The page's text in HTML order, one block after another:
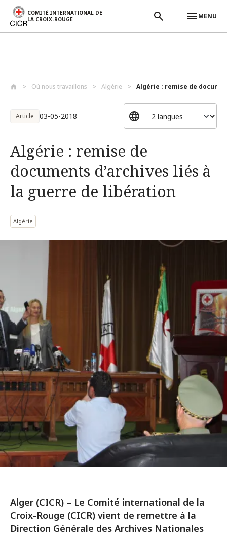
COMITÉ INTERNATIONAL DE
LA CROIX-ROUGE
MENU
Où nous travaillons Algérie Algérie : remise de
Article 03-05-2018
Algérie : remise de
documents d’archives liés à
la guerre de libération
Algérie
Alger (CICR) – Le Comité international de la
Croix-Rouge (CICR) vient de remettre à la
Direction Générale des Archives Nationales